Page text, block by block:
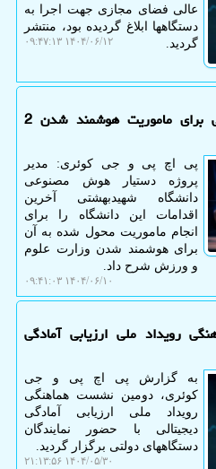
عالی فضای مجازی جهت اجرا به
دستگاهها ابلاغ گردیده بود، منتشر
گردید.
۱۴۰۴/۰۶/۱۲ ۰۹:۴۷:۱۳
اقدامات دانشگاه شهیدبهشتی برای ماموریت هوشمند شدن 2
پی اچ پی و جی کوئری: مدیر
پروژه دستیار هوش مصنوعی
دانشگاه شهیدبهشتی آخرین
اقدامات این دانشگاه را برای
انجام ماموریت محول شده به آن
برای هوشمند شدن وزارت علوم
و ورزش شرح داد.
۱۴۰۴/۰۶/۱۰ ۰۹:۴۱:۰۳
رویداد ملی ارزیابی آمادگی
به گزارش پی اچ پی و جی
کوئری، دومین نشست هماهنگی
رویداد ملی ارزیابی آمادگی
دیجیتالی با حضور نمایندگان
دستگاههای دولتی برگزار گردید.
۱۴۰۴/۰۵/۳۰ ۲۱:۱۳:۵۶